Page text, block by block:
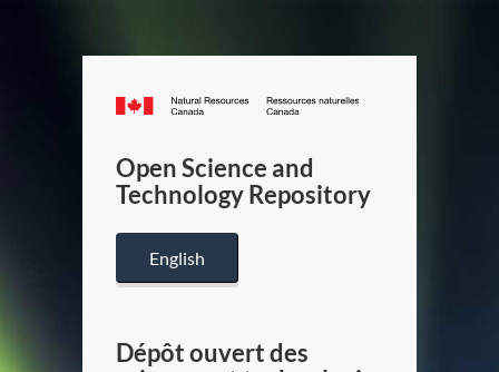
Canada.ca
/
Canada
Open Science and
Technology Repository
English
Dépôt ouvert des